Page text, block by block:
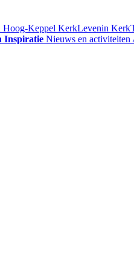
Hoog-Keppel KerkLevenin
Inspiratie Nieuws en activiteiten